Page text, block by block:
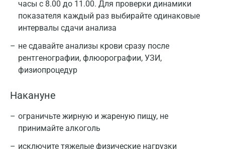
часы с 8.00 до 11.00. Для проверки динамики
показателя каждый раз выбирайте одинаковые
интервалы сдачи анализа
не сдавайте анализы крови сразу после
рентгенографии, флюорографии, УЗИ,
физиопроцедур
Накануне
ограничьте жирную и жареную пищу, не
принимайте алкоголь
исключите тяжелые физические нагрузки